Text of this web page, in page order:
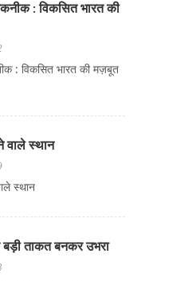
: विकसित भारत की
: विकसित भारत की मज़बूत
वाले स्थान
स्थान
ताकत बनकर उभरा